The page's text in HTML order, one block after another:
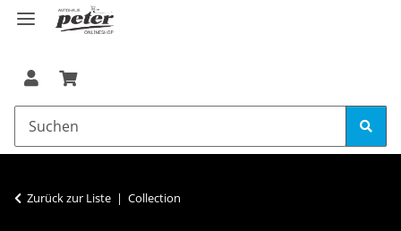
Zurück zur Liste Collection